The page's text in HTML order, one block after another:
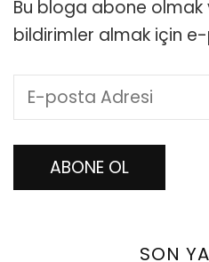
Bu bloga abone
bildirimler almak için
E-
posta
Adresi
ABONE OL
SON